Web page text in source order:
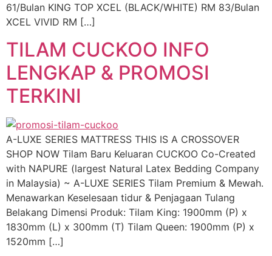
61/Bulan KING TOP XCEL (BLACK/WHITE) RM 83/Bulan
XCEL VIVID RM […]
TILAM CUCKOO INFO
LENGKAP & PROMOSI
TERKINI
A-LUXE SERIES MATTRESS THIS IS A CROSSOVER
SHOP NOW Tilam Baru Keluaran CUCKOO Co-Created
with NAPURE (largest Natural Latex Bedding Company
in Malaysia) ~ A-LUXE SERIES Tilam Premium & Mewah.
Menawarkan Keselesaan tidur & Penjagaan Tulang
Belakang Dimensi Produk: Tilam King: 1900mm (P) x
1830mm (L) x 300mm (T) Tilam Queen: 1900mm (P) x
1520mm […]